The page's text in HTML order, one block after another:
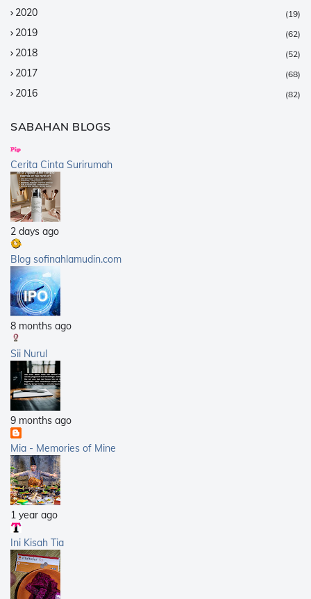
2020 (19)
2019 (62)
2018 (52)
2017 (68)
2016 (82)
2014
2013
2012
2011
2010
2009
2008
2007
SABAHAN BLOGS
Cerita Cinta Surirumah
2 days ago
Blog sofinahlamudin.com
8 months ago
Sii Nurul
9 months ago
Mia - Memories of Mine
1 year ago
Ini Kisah Tia